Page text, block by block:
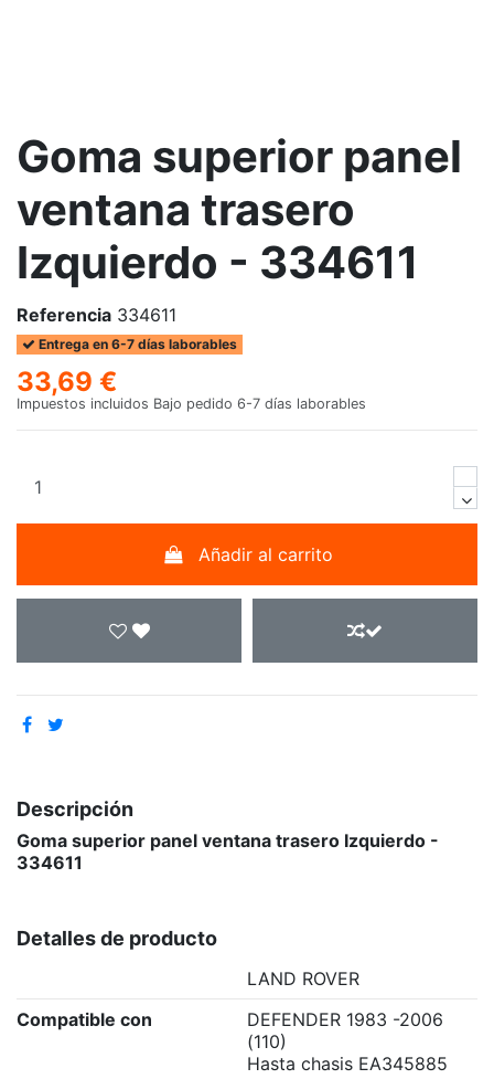
Goma superior panel
ventana trasero
Izquierdo - 334611
Referencia 334611
Entrega en 6-7 días laborables
33,69 €
Impuestos incluidos Bajo pedido 6-7 días laborables
Añadir al carrito
Descripción
Goma superior panel ventana trasero Izquierdo -
334611
Detalles de producto
LAND ROVER
Compatible con
DEFENDER 1983 -2006
(110)
Hasta chasis EA345885